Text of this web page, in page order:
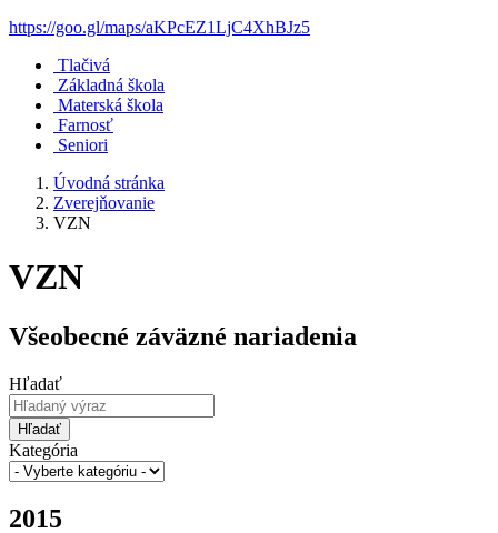
https://goo.gl/maps/aKPcEZ1LjC4XhBJz5
Tlačivá
Základná škola
Materská škola
Farnosť
Seniori
Úvodná stránka
Zverejňovanie
VZN
VZN
Všeobecné záväzné nariadenia
Hľadať
Hľadať
Kategória
2015